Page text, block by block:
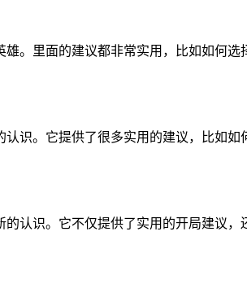
。里面的建议都非常实用，比如如何选
识。它提供了很多实用的建议，比如如
认识。它不仅提供了实用的开局建议，